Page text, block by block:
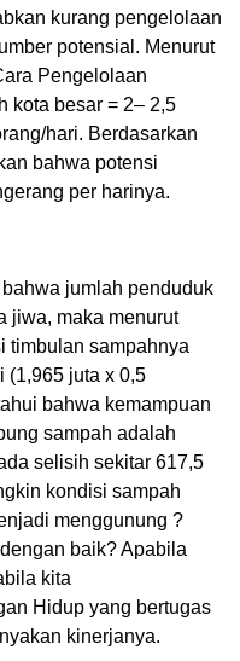
kurang pengelolaan
potensial. Menurut
Pengelolaan
kota besar = 2– 2,5
hari. Berdasarkan
bahwa potensi
per harinya.
jumlah penduduk
jiwa, maka menurut
timbulan sampahnya
(1,965 juta x 0,5
bahwa kemampuan
sampah adalah
selisih sekitar 617,5
kondisi sampah
menggunung ?
baik? Apabila
kita
Hidup yang bertugas
kinerjanya.